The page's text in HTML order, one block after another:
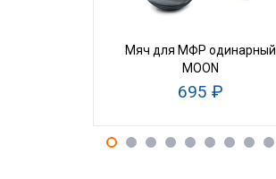
Мяч для МФР одинарный
MOON
695 ₽